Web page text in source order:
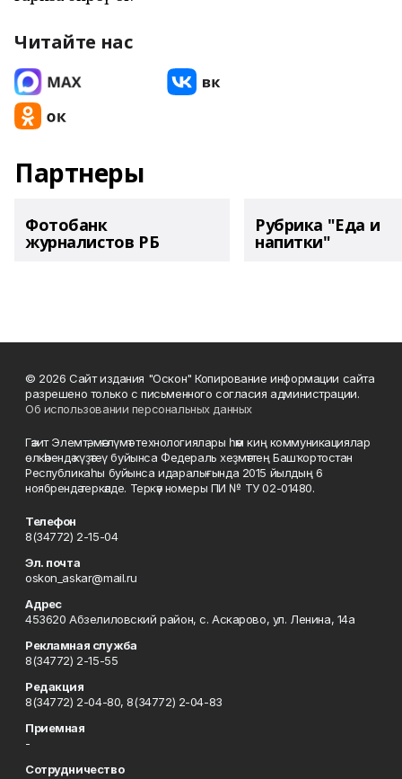
Читайте нас
Партнеры
Фотобанк
журналистов РБ
Рубрика "Еда и
напитки"
© 2026 Сайт издания "Оскон" Копирование информации сайта
разрешено только с письменного согласия администрации.
Об использовании персональных данных
Гәзит Элемтә, мәғлүмәт технологиялары һәм киң коммуникациялар
өлкәһендә күҙәтеү буйынса Федераль хеҙмәттең Башҡортостан
Республикаһы буйынса идаралығында 2015 йылдың 6
ноябрендә теркәлде. Теркәү номеры ПИ № ТУ 02-01480.
Телефон
8(34772) 2-15-04
Эл. почта
oskon_askar@mail.ru
Адрес
453620 Абзелиловский район, с. Аскарово, ул. Ленина, 14а
Рекламная служба
8(34772) 2-15-55
Редакция
8(34772) 2-04-80, 8(34772) 2-04-83
Приемная
-
Сотрудничество